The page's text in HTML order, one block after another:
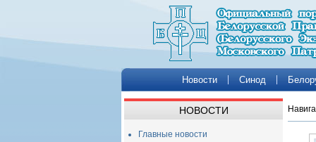
Новости Синод
НОВОСТИ
Главные новости